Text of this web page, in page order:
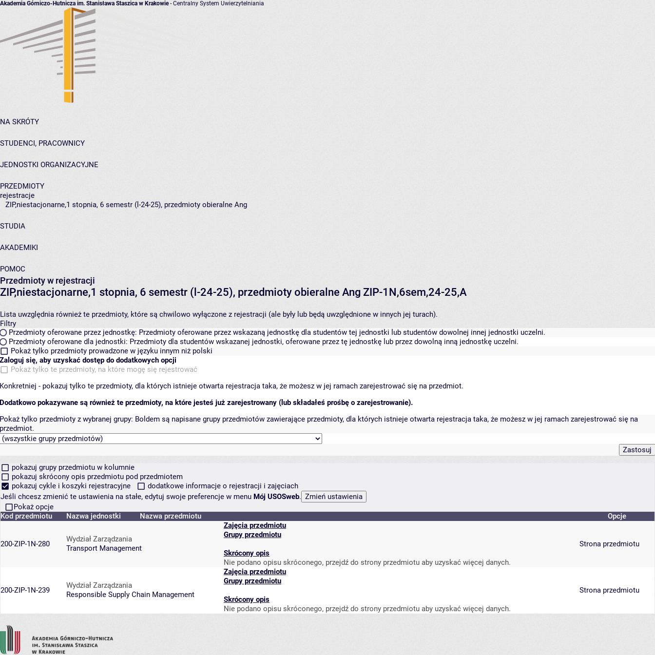
Akademia Górniczo-Hutnicza im. Stanisława Staszica w Krakowie- Centralny System Uwierzytelniania
NA SKRÓTY
STUDENCI, PRACOWNICY
JEDNOSTKI ORGANIZACYJNE
PRZEDMIOTY
rejestracje
ZIP,niestacjonarne,1 stopnia, 6 semestr (l-24-25), przedmioty obieralne Ang
STUDIA
AKADEMIKI
POMOC
Przedmioty w rejestracji
ZIP,niestacjonarne,1 stopnia, 6 semestr (l-24-25), przedmioty obieralne Ang ZIP-1N,6sem,24-25,A
Lista uwzględnia również te przedmioty, które są chwilowo wyłączone z rejestracji (ale były lub będą uwzględnione w innych jej turach).
Filtry
Przedmioty oferowane przez jednostkę: Przedmioty oferowane przez wskazaną jednostkę dla studentów tej jednostki lub studentów dowolnej innej jednostki uczelni.
Przedmioty oferowane dla jednostki: Przedmioty dla studentów wskazanej jednostki, oferowane przez tę jednostkę lub przez dowolną inną jednostkę uczelni.
Pokaż tylko przedmioty prowadzone w języku innym niż polski
Zaloguj się, aby uzyskać dostęp do dodatkowych opcji
Pokaż tylko te przedmioty, na które mogę się rejestrować
Konkretniej - pokazuj tylko te przedmioty, dla których istnieje otwarta rejestracja taka, że możesz w jej ramach zarejestrować się na przedmiot.
Dodatkowo pokazywane są również te przedmioty, na które jesteś już zarejestrowany (lub składałeś prośbę o zarejestrowanie).
Pokaż tylko przedmioty z wybranej grupy: Boldem są napisane grupy przedmiotów zawierające przedmioty, dla których istnieje otwarta rejestracja taka, że możesz w jej ramach zarejestrować się na
przedmiot.
pokazuj grupy przedmiotu w kolumnie
pokazuj skrócony opis przedmiotu pod przedmiotem
pokazuj cykle i koszyki rejestracyjne
dodatkowe informacje o rejestracji i zajęciach
Jeśli chcesz zmienić te ustawienia na stałe, edytuj swoje preferencje w menu Mój USOSweb.
Pokaż opcje
Kod przedmiotu
Nazwa jednostki Nazwa przedmiotu Opcje
200-ZIP-1N-280
Wydział Zarządzania
Transport Management
Zajęcia przedmiotu
Grupy przedmiotu
Skrócony opis
Nie podano opisu skróconego, przejdź do strony przedmiotu aby uzyskać więcej danych.
Strona przedmiotu
200-ZIP-1N-239
Wydział Zarządzania
Responsible Supply Chain Management
Zajęcia przedmiotu
Grupy przedmiotu
Skrócony opis
Nie podano opisu skróconego, przejdź do strony przedmiotu aby uzyskać więcej danych.
Strona przedmiotu